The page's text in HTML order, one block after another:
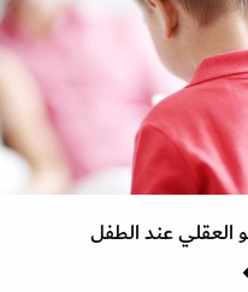
العقلي عند الطفل